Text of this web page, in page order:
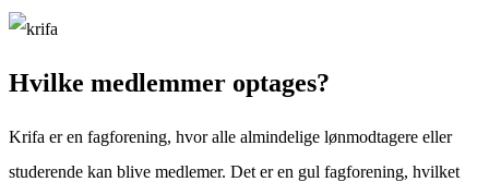
Hvilke medlemmer optages?
Krifa er en fagforening, hvor alle almindelige lønmodtagere eller
studerende kan blive medlemer. Det er en gul fagforening, hvilket